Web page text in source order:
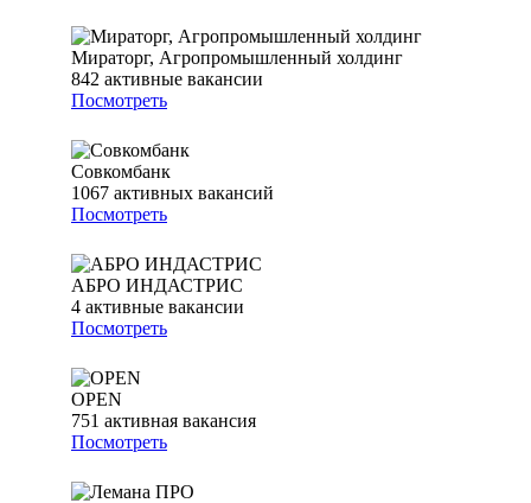
Мираторг, Агропромышленный холдинг
842 активные вакансии
Посмотреть
Совкомбанк
1067 активных вакансий
Посмотреть
АБРО ИНДАСТРИС
4 активные вакансии
Посмотреть
OPEN
751 активная вакансия
Посмотреть